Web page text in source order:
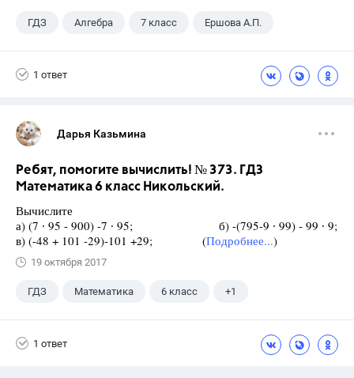
ГДЗ Алгебра 7 класс Ершова А.П.
1 ответ
Дарья Казьмина
Ребят, помогите вычислить! № 373. ГДЗ
Математика 6 класс Никольский.
Вычислите
а) (7 ∙ 95 - 900) -7 ∙ 95; б) -(795-9 ∙ 99) - 99 ∙ 9;
в) (-48 + 101 -29)-101 +29; (Подробнее...)
19 октября 2017
ГДЗ Математика 6 класс +1
1 ответ